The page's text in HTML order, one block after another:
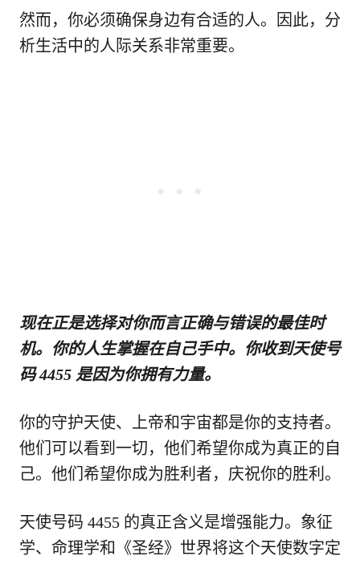
然而，你必须确保身边有合适的人。因此，分
析生活中的人际关系非常重要。
现在正是选择对你而言正确与错误的最佳时
机。你的人生掌握在自己手中。你收到天使号
码 4455 是因为你拥有力量。
你的守护天使、上帝和宇宙都是你的支持者。
他们可以看到一切，他们希望你成为真正的自
己。他们希望你成为胜利者，庆祝你的胜利。
天使号码 4455 的真正含义是增强能力。象征
学、命理学和《圣经》世界将这个天使数字定